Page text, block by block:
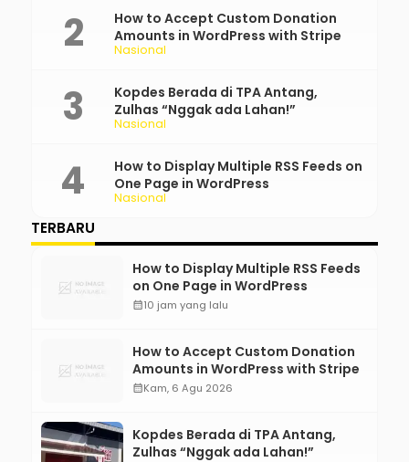
Nasional
How to Accept Custom Donation
Amounts in WordPress with Stripe
Nasional
Kopdes Berada di TPA Antang,
Zulhas “Nggak ada Lahan!”
Nasional
How to Display Multiple RSS Feeds on
One Page in WordPress
TERBARU
How to Display Multiple RSS Feeds
on One Page in WordPress
calendar_month10 jam yang lalu
How to Accept Custom Donation
Amounts in WordPress with Stripe
calendar_monthKam, 6 Agu 2026
Kopdes Berada di TPA Antang,
Zulhas “Nggak ada Lahan!”